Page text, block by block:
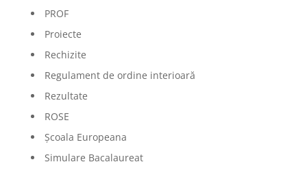
PROF
Proiecte
Rechizite
Regulament de ordine interioară
Rezultate
ROSE
Școala Europeana
Simulare Bacalaureat